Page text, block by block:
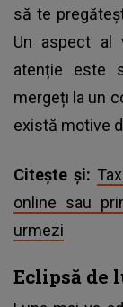
să te
Un aspect al
atenție este
mergeți la un
există motive
Citește și:
online sau
urmezi
Eclipsă de